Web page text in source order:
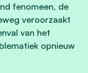
fenomeen, de
veroorzaakt
van het
opnieuw